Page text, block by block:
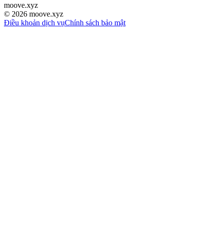
moove.xyz
© 2026 moove.xyz
Điều khoản dịch vụChính sách bảo mật